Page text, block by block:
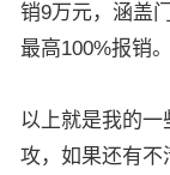
销9万元，涵盖
最高100%报销。
以上就是我的
攻，如果还有不